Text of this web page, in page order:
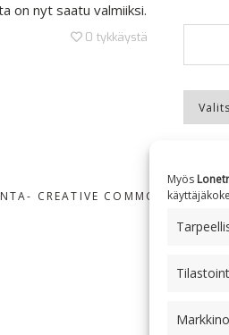
Myös
on nyt saatu valmiiksi.
0 tykkäystä
Aiheittain
- CREATIVE COMMONS BY-NC